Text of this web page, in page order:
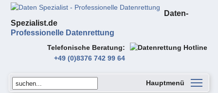
Daten-
Spezialist.de
Professionelle Datenrettung
Telefonische Beratung
+49 (0)8376 742 99 64
Hauptmenü